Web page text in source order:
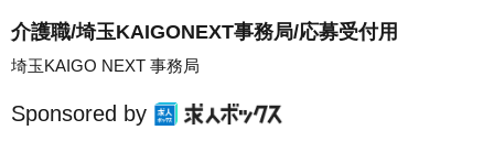
介護職/埼玉KAIGONEXT事務局/応募受付用
埼玉KAIGO NEXT 事務局
Sponsored by